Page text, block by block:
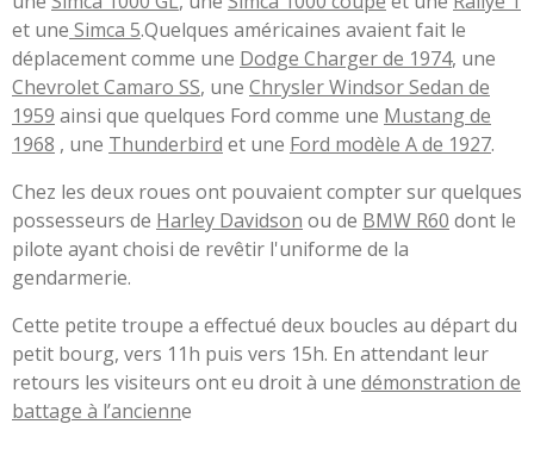
et une Simca 5.Quelques américaines avaient fait le
déplacement comme une Dodge Charger de 1974, une
Chevrolet Camaro SS, une Chrysler Windsor Sedan de
1959 ainsi que quelques Ford comme une Mustang de
1968 , une Thunderbird et une Ford modèle A de 1927.
Chez les deux roues ont pouvaient compter sur quelques
possesseurs de Harley Davidson ou de BMW R60 dont le
pilote ayant choisi de revêtir l'uniforme de la
gendarmerie.
Cette petite troupe a effectué deux boucles au départ du
petit bourg, vers 11h puis vers 15h. En attendant leur
retours les visiteurs ont eu droit à une démonstration de
battage à l’ancienne